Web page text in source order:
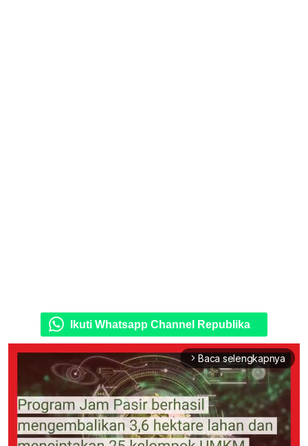
Ikuti Whatsapp Channel Republika
arrow_forward_ios Baca selengkapnya